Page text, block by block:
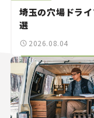
埼玉の穴場ドラ
選
2026.08.04